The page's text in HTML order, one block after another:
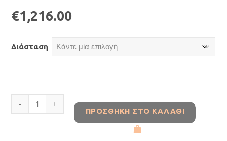
€1,216.00
Διάσταση
Λευκόχρυσες
βέρες
ΠΡΟΣΘΉΚΗ ΣΤΟ ΚΑΛΆΘΙ